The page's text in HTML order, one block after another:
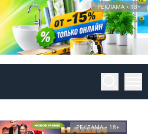
РЕКЛАМА • 18+
РЕКЛАМА • 18+